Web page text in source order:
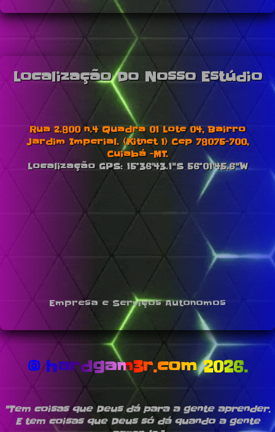
Localização Do Nosso Estúdio
Rua 2.800 n.4 Quadra 01 Lote 04, Bairro
Jardim Imperial. (Kitnet 1) Cep 78075-700,
Cuiabá -MT.
Localização GPS: 15°36'43.1"S 56°01'45.6"W
Empresa e Serviços Autonomos
© hardgam3r.com 2026.
"Tem coisas que Deus dá para a gente aprender.
E tem coisas que Deus só dá quando a gente